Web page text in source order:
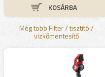
Még több Filter / tisztító /
vízkőmentesítő